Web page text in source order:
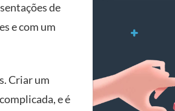
de
e com um
Criar um
e é